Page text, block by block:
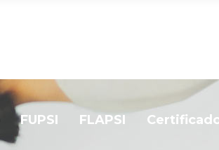
FUPSI FLAPSI